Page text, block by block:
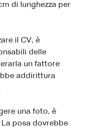
di lunghezza per
il CV, è
delle
un fattore
addirittura
una foto, è
posa dovrebbe